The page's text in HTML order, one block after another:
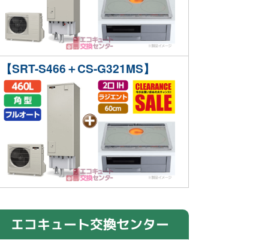
【SRT-S466＋CS-G321MS】
エコキュート交換センター